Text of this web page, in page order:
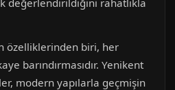
değerlendirildiğini rahatlıkla
özelliklerinden biri, her
barındırmasıdır. Yenikent
modern yapılarla geçmişin